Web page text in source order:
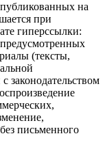
на
при
гиперссылки:
(тексты,
законодательством
письменного